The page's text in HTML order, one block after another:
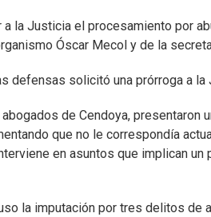
la Justicia el procesamiento por
Óscar Mecol y de la
defensas solicitó una prórroga a la
de Cendoya, presentaron
que no le correspondía
en asuntos que implican
la imputación por tres delitos de